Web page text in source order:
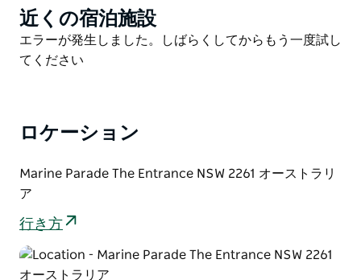
ChromeFest は、セントラル コースト カウンシルが誇
りを持ってお届けします。
Product
List
近くの宿泊施設
Product
List
エラーが発生しました。しばらくしてからもう一度試し
てください
ロケーション
Marine Parade The Entrance NSW 2261 オーストラリ
ア
行き方